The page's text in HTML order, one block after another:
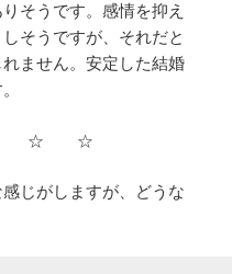
そうです。感情を抑え
そうですが、それだと
ません。安定した結婚
☆ ☆
じがしますが、どうな